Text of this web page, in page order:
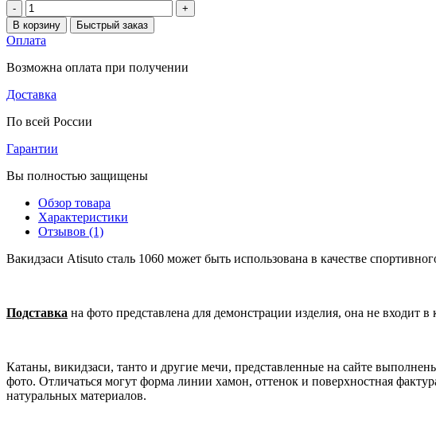
-
+
В корзину
Быстрый заказ
Оплата
Возможна оплата при получении
Доставка
По всей России
Гарантии
Вы полностью защищены
Обзор товара
Характеристики
Отзывов (1)
Вакидзаси Atisuto сталь 1060 может быть использована в качестве
Подставка на фото представлена для демонстрации изделия, она не входит
Катаны, викидзаси, танто и другие мечи, представленные на сайте
фото. Отличаться могут форма линии хамон, оттенок и поверхностная
натуральных материалов.